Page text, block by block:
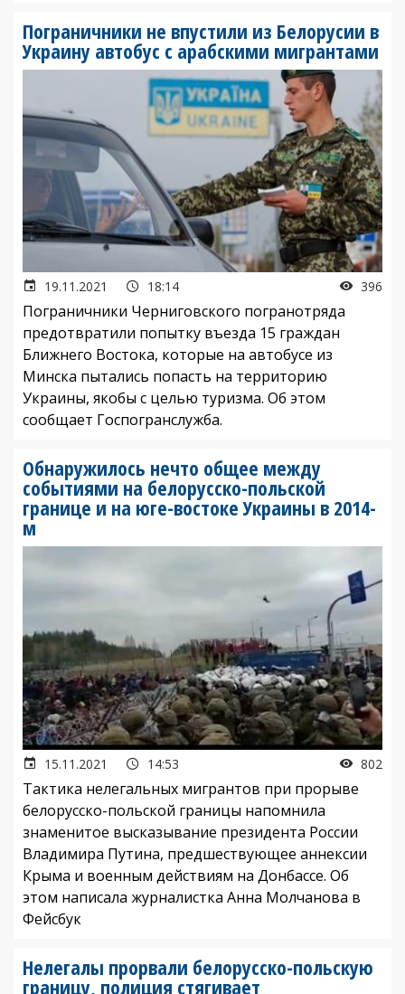
Пограничники не впустили из Белорусии в
Украину автобус с арабскими мигрантами
19.11.2021 18:14 396
Пограничники Черниговского погранотряда
предотвратили попытку въезда 15 граждан
Ближнего Востока, которые на автобусе из
Минска пытались попасть на территорию
Украины, якобы с целью туризма. Об этом
сообщает Госпогранслужба.
Обнаружилось нечто общее между
событиями на белорусско-польской
границе и на юге-востоке Украины в 2014-
м
15.11.2021 14:53 802
Тактика нелегальных мигрантов при прорыве
белорусско-польской границы напомнила
знаменитое высказывание президента России
Владимира Путина, предшествующее аннексии
Крыма и военным действиям на Донбассе. Об
этом написала журналистка Анна Молчанова в
Фейсбук
Нелегалы прорвали белорусско-польскую
границу, полиция стягивает